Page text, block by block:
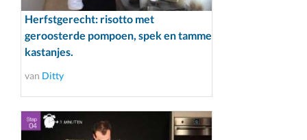
Herfstgerecht: risotto met
geroosterde pompoen, spek en tamme
kastanjes.
van Ditty